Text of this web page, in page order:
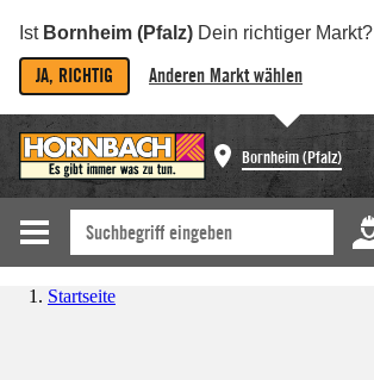
Ist Bornheim (Pfalz) Dein richtiger Markt?
JA, RICHTIG Anderen Markt wählen
Bornheim (Pfalz)
Startseite